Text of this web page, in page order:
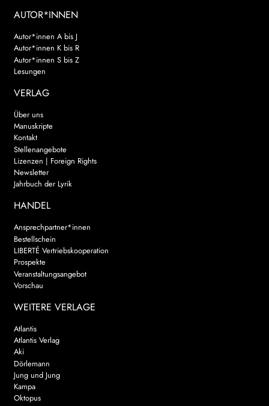
AUTOR*INNEN
Autor*innen A bis J
Autor*innen K bis R
Autor*innen S bis Z
Lesungen
VERLAG
Über uns
Manuskripte
Kontakt
Stellenangebote
Lizenzen | Foreign Rights
Newsletter
Jahrbuch der Lyrik
HANDEL
Ansprechpartner*innen
Bestellschein
LIBERTÉ Vertriebskooperation
Prospekte
Veranstaltungsangebot
Vorschau
WEITERE VERLAGE
Atlantis
Atlantis Verlag
Aki
Dörlemann
Jung und Jung
Kampa
Oktopus